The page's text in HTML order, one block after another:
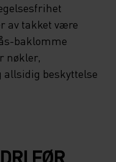
av takket være
baklomme
nøkler,
allsidig beskyttelse
FØR